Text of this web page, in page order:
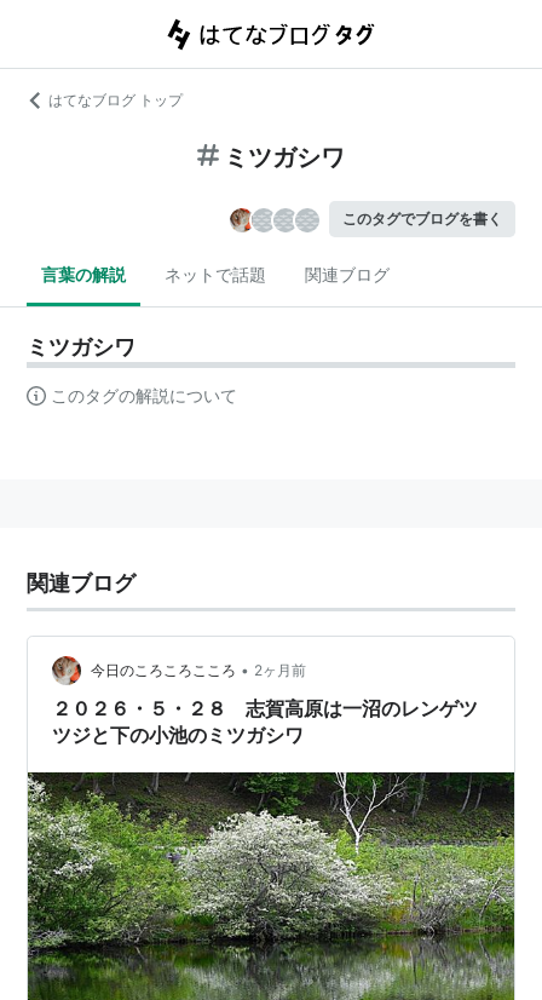
はてなブログ トップ
ミツガシワ
このタグでブログを書く
言葉の解説 ネットで話題 関連ブログ
ミツガシワ
このタグの解説について
関連ブログ
今日のころころこころ • 2ヶ月前
２０２６・５・２８ 志賀高原は一沼のレンゲツ
ツジと下の小池のミツガシワ